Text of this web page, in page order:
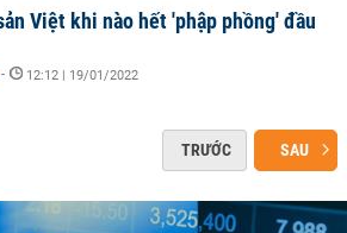
Việt khi nào hết 'phập phồng' đầu
- 12:12 | 19/01/2022
TRƯỚC SAU